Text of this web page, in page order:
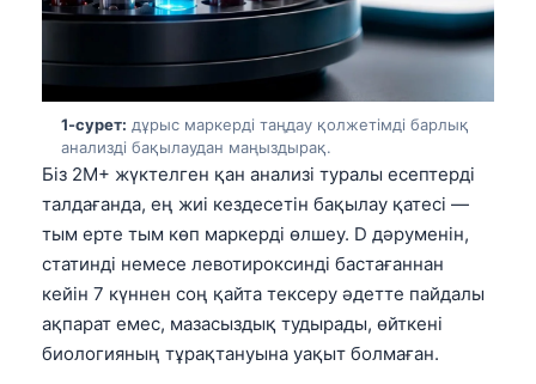
1-сурет: дұрыс маркерді таңдау қолжетімді барлық
анализді бақылаудан маңыздырақ.
Біз 2M+ жүктелген қан анализі туралы есептерді
талдағанда, ең жиі кездесетін бақылау қатесі —
тым ерте тым көп маркерді өлшеу. D дәруменін,
статинді немесе левотироксинді бастағаннан
кейін 7 күннен соң қайта тексеру әдетте пайдалы
ақпарат емес, мазасыздық тудырады, өйткені
биологияның тұрақтануына уақыт болмаған.